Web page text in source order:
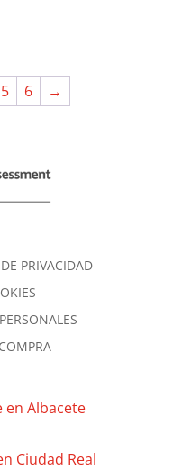
5 6 →
PRIVACIDAD
en Albacete
Ciudad Real